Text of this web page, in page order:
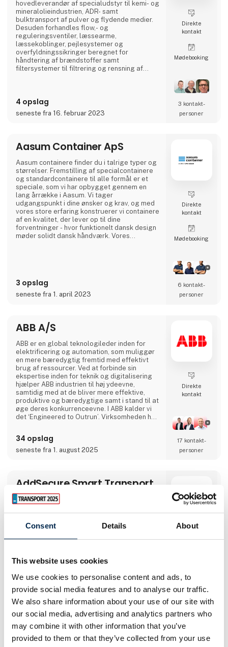
Consent Details About
This website uses cookies
We use cookies to personalise content and ads, to
provide social media features and to analyse our traffic.
We also share information about your use of our site with
our social media, advertising and analytics partners who
may combine it with other information that you’ve
provided to them or that they’ve collected from your use
hovedleverandør af specialudstyr til kemi- og
mineralolieindustrien, ADR- samt
bulktransport af pulver og flydende medier.
Desuden forhandles flow,- og
reguleringsventiler, læssearme,
læssekoblinger, pejlesystemer og
overfyldningssikringer beregnet for
håndtering af brændstoffer samt
filtersystemer til filtrering og rensning af
anvendelse for Søværnets skibe til
betankning af helikoptere om bord på skibe,
Forsvarets Redningshelikoptere og til mindre
4 opslag
seneste fra 16. februar 2023
Direkte
kontakt
Møde­booking
3 kontakt­
personer
Aasum Container ApS
Aasum containere finder du i talrige typer og
størrelser. Fremstilling af special­containere
og standard­containere til alle formål er et
speciale, som vi har opbygget gennem en
lang årrække i Aasum. Vi tager
udgangspunkt i dine ønsker og krav, og med
vores store erfaring konstruerer vi containere
af en kvalitet, der lever op til dine
forventninger - hvor funktionelt dansk design
møder solidt dansk håndværk. Vores
bygger containere. Det vil sige, at
3 opslag
seneste fra 1. april 2023
Direkte
kontakt
Møde­booking
6 kontakt­
personer
ABB A/S
ABB er en global teknologileder inden for
elektrificering og automation, som muliggør
en mere bæredygtig fremtid med effektivt
brug af ressourcer. Ved at forbinde sin
ekspertise inden for teknik og digitalisering
hjælper ABB industrien til høj ydeevne,
samtidig med at de bliver mere effektive,
produktive og bæredygtige samt i stand til at
øge deres konkurrenceevne. I ABB kalder vi
det ‘Engineered to Outrun’. Virksomheden har
noteret på SIX Swiss Exchange (ABBN) og
Nasdaq Stockholm (ABB). www.abb.com
34 opslag
seneste fra 1. august 2025
Direkte
kontakt
17 kontakt­
personer
AddSecure Smart Transport
A/S
AddSecure tilbyder produkter og løsninger til
håndtering af køretøjer, chauffører, varer og
transport. Løsningerne forbinder chauffører,
køretøjer og andre ressourcer for at hjælpe
Udvikl din virksomhed gennem kraften i
intelligens og analyser. Vi hjælper dig med at
digitalisere din flåde og giver dig adgang til
vigtige data i realtid, så du kan imødekomme
de stadigt stigende krav fra transportkunder,
global e-handel og miljøregler.
4 opslag
seneste fra 30. marts 2023
Direkte
Møde­booking
personer